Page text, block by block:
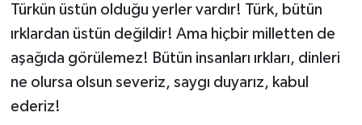
Türkün üstün olduğu yerler vardır! Türk, bütün
ırklardan üstün değildir! Ama hiçbir milletten de
aşağıda görülemez! Bütün insanları ırkları, dinleri
ne olursa olsun severiz, saygı duyarız, kabul
ederiz!